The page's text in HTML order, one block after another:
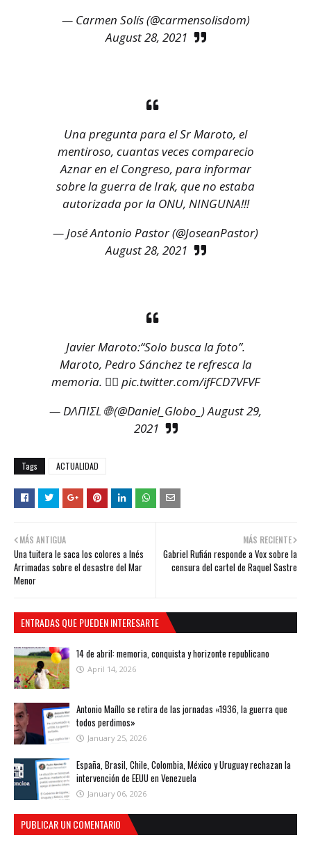
— Carmen Solís (@carmensolisdom)
August 28, 2021
Una pregunta para el Sr Maroto, el
mentiroso, cuantas veces comparecio
Aznar en el Congreso, para informar
sobre la guerra de Irak, que no estaba
autorizada por la ONU, NINGUNA!!!
— José Antonio Pastor (@JoseanPastor)
August 28, 2021
Javier Maroto:“Solo busca la foto”.
Maroto, Pedro Sánchez te refresca la
memoria. 👇🏻 pic.twitter.com/ifFCD7VFVF
— DΛПIΣL 🌐 (@Daniel_Globo_)August 29,
2021
Tags ACTUALIDAD
MÁS RECIENTE
Gabriel Rufián responde a Vox sobre la
censura del cartel de Raquel Sastre
MÁS ANTIGUA
Una tuitera le saca los colores a Inés
Arrimadas sobre el desastre del Mar
Menor
ENTRADAS QUE PUEDEN INTERESARTE
14 de abril: memoria, conquista y horizonte republicano
April 14, 2026
Antonio Maíllo se retira de las jornadas «1936, la guerra que
todos perdimos»
January 25, 2026
España, Brasil, Chile, Colombia, México y Uruguay rechazan la
intervención de EEUU en Venezuela
January 06, 2026
PUBLICAR UN COMENTARIO